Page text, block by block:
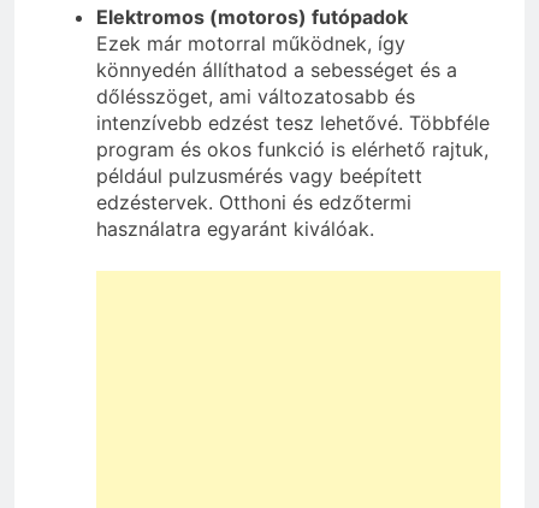
Elektromos (motoros) futópadok
Ezek már motorral működnek, így
könnyedén állíthatod a sebességet és a
dőlésszöget, ami változatosabb és
intenzívebb edzést tesz lehetővé. Többféle
program és okos funkció is elérhető rajtuk,
például pulzusmérés vagy beépített
edzéstervek. Otthoni és edzőtermi
használatra egyaránt kiválóak.